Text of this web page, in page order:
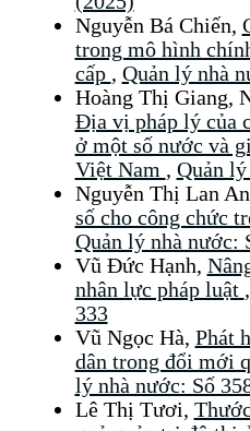
Nguyễn Bá Chiến,
trong mô hình
cấp , Quản lý nhà
Hoàng Thị Giang,
Địa vị pháp lý của
ở một số nước và
Việt Nam , Quản
Nguyễn Thị Lan
số cho công chức
Quản lý nhà nước:
Vũ Đức Hạnh,
nhân lực pháp luật ,
333
Vũ Ngọc Hà, Phát
dân trong đổi mới
lý nhà nước: Số
Lê Thị Tươi,